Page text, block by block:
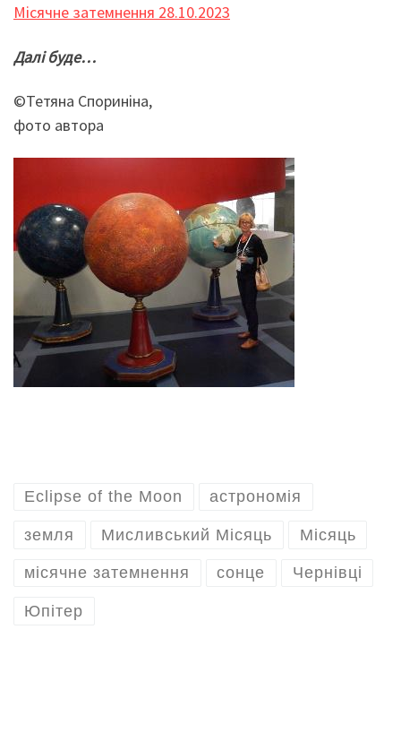
Місячне затемнення 28.10.2023
Далі буде…
©Тетяна Спориніна,
фото автора
Eclipse of the Moon астрономія
земля Мисливський Місяць Місяць
місячне затемнення сонце Чернівці
Юпітер